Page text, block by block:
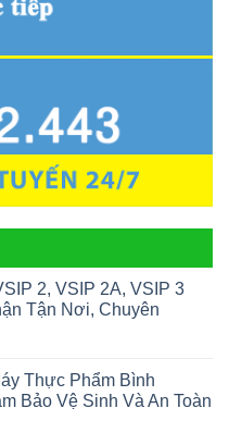
2, VSIP 2A, VSIP 3
Tận Nơi, Chuyên
Thực Phẩm Bình
Bảo Vệ Sinh Và An Toàn